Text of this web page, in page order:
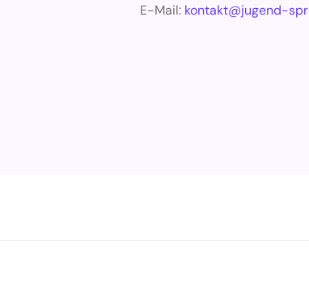
E-Mail: kontakt@jugend-